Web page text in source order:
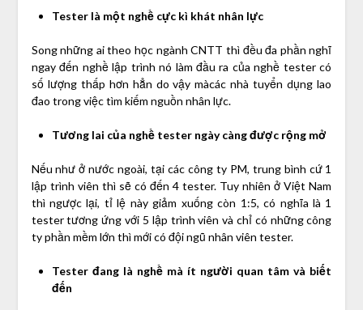
Tester là một nghề cực kì khát nhân lực
Song những ai theo học ngành CNTT thì đều đa phần nghĩ
ngay đến nghề lập trình nó làm đầu ra của nghề tester có
số lượng thấp hơn hẳn do vậy màcác nhà tuyển dụng lao
đao trong việc tìm kiếm nguồn nhân lực.
Tương lai của nghề tester ngày càng được rộng mở
Nếu như ở nước ngoài, tại các công ty PM, trung bình cứ 1
lập trình viên thì sẽ có đến 4 tester. Tuy nhiên ở Việt Nam
thì ngược lại, tỉ lệ này giảm xuống còn 1:5, có nghĩa là 1
tester tương ứng với 5 lập trình viên và chỉ có những công
ty phần mềm lớn thì mới có đội ngũ nhân viên tester.
Tester đang là nghề mà ít người quan tâm và biết
đến